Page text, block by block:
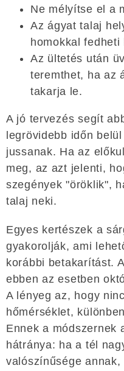
Ne mélyítse el a
Az ágyat talaj
homokkal fedheti
Az ültetés után
teremthet, ha az
takarja le.
A jó tervezés segít
legrövidebb időn
jussanak. Ha az
meg, az azt jelenti,
szegények "öröklik",
talaj neki.
Egyes kertészek a
gyakorolják, ami
korábbi betakarítást.
ebben az esetben
A lényeg az, hogy
hőmérséklet,
Ennek a módszernek
hátránya: ha a tél
valószínűsége annak,